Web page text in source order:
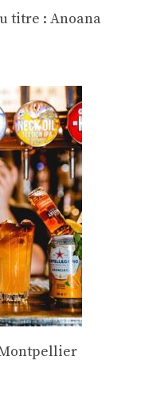
titre : Anoana